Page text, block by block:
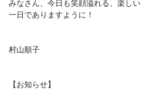
みなさん、今日も笑顔溢れる、楽しい
一日でありますように！
村山順子
【お知らせ】